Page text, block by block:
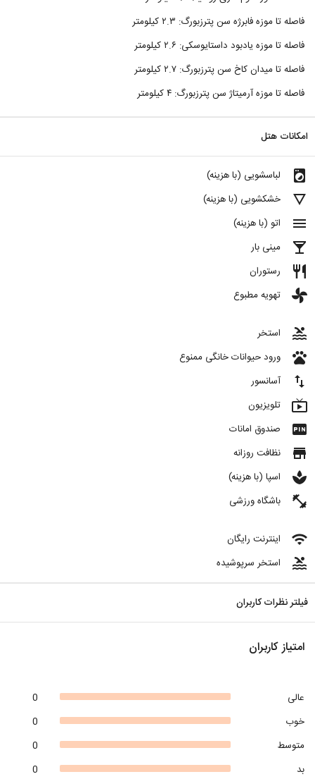
فاصله تا موزه فابرژه سن پترزبورگ: ۲.۳ کیلومتر
فاصله تا موزه یادبود داستایوسکی: ۲.۶ کیلومتر
فاصله تا میدان کاخ سن پترزبورگ: ۲.۷ کیلومتر
فاصله تا موزه آرمیتاژ سن پترزبورگ: ۴ کیلومتر
امکانات هتل
local_laundry_service لباسشویی (با هزینه)
details خشکشویی (با هزینه)
menu اتو (با هزینه)
local_bar مینی بار
restaurant رستوران
toys تهویه مطبوع
pool استخر
pets ورود حیوانات خانگی ممنوع
import_export آسانسور
live_tv تلویزیون
fiber_pin صندوق امانات
store نظافت روزانه
spa اسپا (با هزینه)
fitness_center باشگاه ورزشی
wifi اینترنت رایگان
pool استخر سرپوشیده
فیلتر نظرات کاربران
امتیاز کاربران
0
عالی
0
خوب
0
متوسط
0
بد